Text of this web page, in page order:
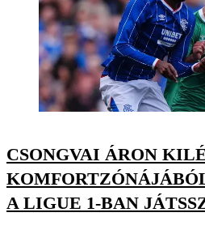
CSONGVAI ÁRON
A LIGUE 1-BAN